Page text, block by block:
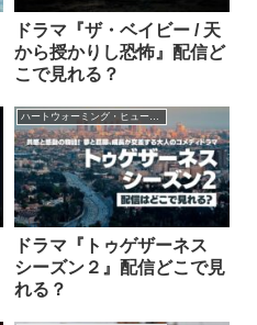
ドラマ『ザ・ベイビー / 天
から授かりし恐怖』配信ど
こで見れる？
ハートウォーミング・ヒューマン作品
ドラマ『トゥゲザーネス
シーズン２』配信どこで見
れる？